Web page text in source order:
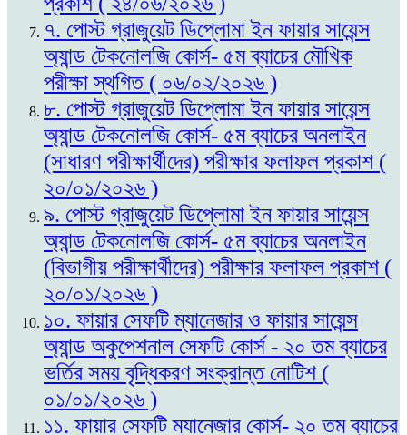
৭. পোস্ট গ্রাজুয়েট ডিপ্লোমা ইন ফায়ার সায়েন্স
অ্যান্ড টেকনোলজি কোর্স- ৫ম ব্যাচের মৌখিক
পরীক্ষা স্থগিত ( ০৬/০২/২০২৬ )
৮. পোস্ট গ্রাজুয়েট ডিপ্লোমা ইন ফায়ার সায়েন্স
অ্যান্ড টেকনোলজি কোর্স- ৫ম ব্যাচের অনলাইন
(সাধারণ পরীক্ষার্থীদের) পরীক্ষার ফলাফল প্রকাশ (
২০/০১/২০২৬ )
৯. পোস্ট গ্রাজুয়েট ডিপ্লোমা ইন ফায়ার সায়েন্স
অ্যান্ড টেকনোলজি কোর্স- ৫ম ব্যাচের অনলাইন
(বিভাগীয় পরীক্ষার্থীদের) পরীক্ষার ফলাফল প্রকাশ (
২০/০১/২০২৬ )
১০. ফায়ার সেফটি ম্যানেজার ও ফায়ার সায়েন্স
অ্যান্ড অকুপেশনাল সেফটি কোর্স - ২০ তম ব্যাচের
ভর্তির সময় বৃদ্ধিকরণ সংক্রান্ত নোটিশ (
০১/০১/২০২৬ )
১১. ফায়ার সেফটি ম্যানেজার কোর্স- ২০ তম ব্যাচের